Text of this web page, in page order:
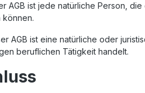
AGB ist jede natürliche Person,
AGB ist eine natürliche oder
beruflichen Tätigkeit handelt.